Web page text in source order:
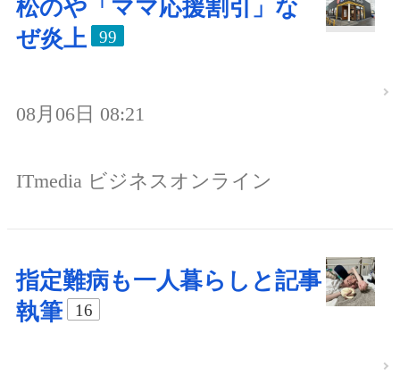
松のや「ママ応援割引」な
ぜ炎上
99
08月06日 08:21
ITmedia ビジネスオンライン
指定難病も一人暮らしと記事
執筆
16